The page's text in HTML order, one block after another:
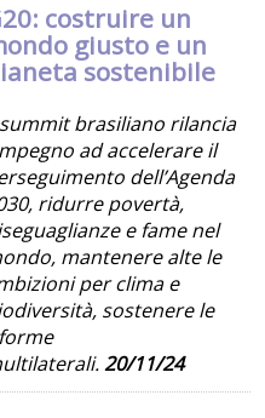
costruire un
giusto e un
sostenibile
brasiliano rilancia
ad accelerare il
dell’Agenda
ridurre povertà,
e fame nel
mantenere alte le
per clima e
sostenere le
20/11/24